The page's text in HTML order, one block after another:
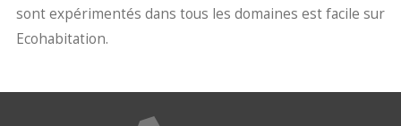
sont expérimentés dans tous les domaines est facile sur
Ecohabitation.